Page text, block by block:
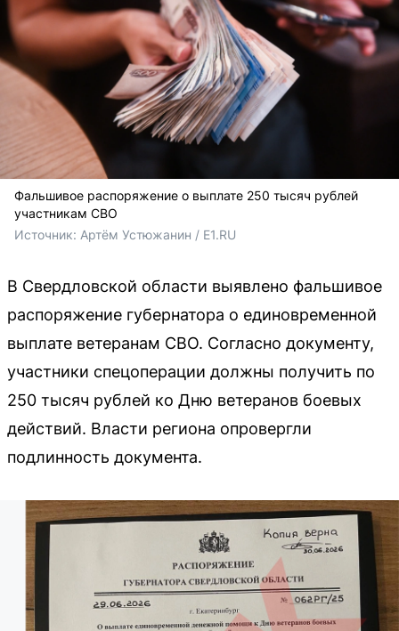
Фальшивое распоряжение о выплате 250 тысяч рублей
участникам СВО
Источник: Артём Устюжанин / E1.RU
В Свердловской области выявлено фальшивое
распоряжение губернатора о единовременной
выплате ветеранам СВО. Согласно документу,
участники спецоперации должны получить по
250 тысяч рублей ко Дню ветеранов боевых
действий. Власти региона опровергли
подлинность документа.